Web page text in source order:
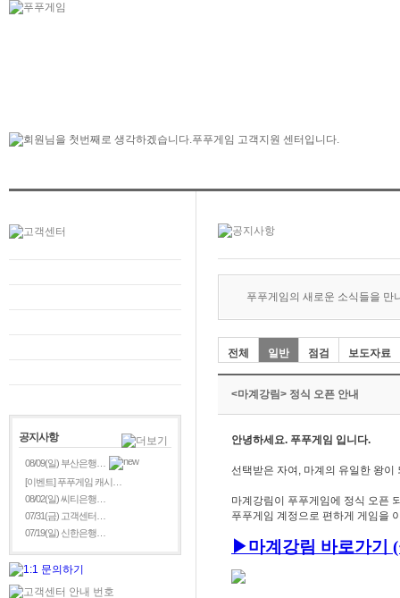
공지사항
08/09(일) 부산은행…
[이벤트] 푸푸게임 캐시…
08/02(일) 씨티은행…
07/31(금) 고객센터…
07/19(일) 신한은행…
푸푸게임의 새로운 소식들을 만
전체 일반 점검 보도자료
<마계강림> 정식 오픈 안내
안녕하세요. 푸푸게임 입니다.
선택받은 자여, 마계의 유일한 왕이
마계강림이 푸푸게임에 정식 오픈
푸푸게임 계정으로 편하게 게임을
▶마계강림 바로가기